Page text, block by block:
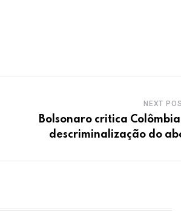
NEXT
Bolsonaro critica
descriminalização do